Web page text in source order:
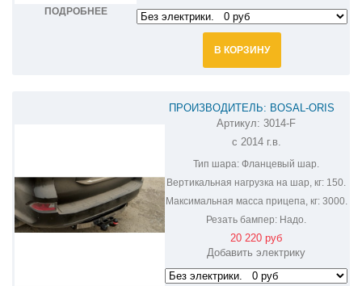
ПОДРОБНЕЕ
В КОРЗИНУ
ПРОИЗВОДИТЕЛЬ: BOSAL-ORIS
ФАРКОП НА LEXUS GX 460 3014-F
Артикул: 3014-F
с 2014 г.в.
Тип шара: Фланцевый шар.
Вертикальная нагрузка на шар, кг: 150.
Максимальная масса прицепа, кг:3000.
Резать бампер: Надо.
20 220 руб
Добавить электрику